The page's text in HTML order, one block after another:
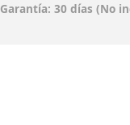
Garantía: 30 días (No